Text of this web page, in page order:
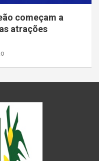
começam a
atrações